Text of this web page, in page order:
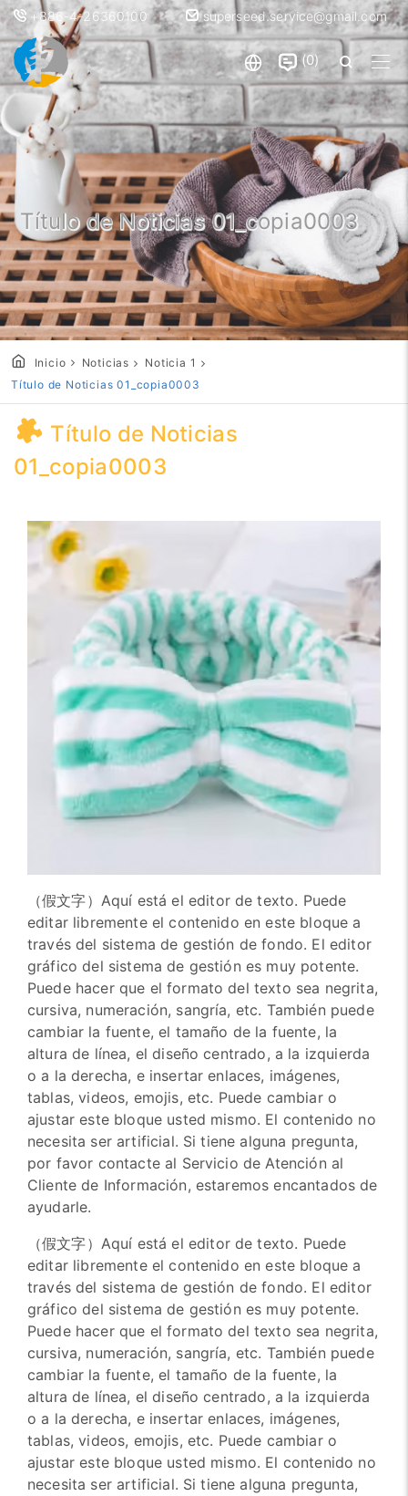
+886-4-26360100 superseed.service@gmail.com
0
Título de Noticias 01_copia0003
Inicio Noticias
Noticia 1
Título de Noticias 01_copia0003
Título de Noticias
01_copia0003
（假文字）Aquí está el editor de texto. Puede
editar libremente el contenido en este bloque a
través del sistema de gestión de fondo. El editor
gráfico del sistema de gestión es muy potente.
Puede hacer que el formato del texto sea negrita,
cursiva, numeración, sangría, etc. También puede
cambiar la fuente, el tamaño de la fuente, la
altura de línea, el diseño centrado, a la izquierda
o a la derecha, e insertar enlaces, imágenes,
tablas, videos, emojis, etc. Puede cambiar o
ajustar este bloque usted mismo. El contenido no
necesita ser artificial. Si tiene alguna pregunta,
por favor contacte al Servicio de Atención al
Cliente de Información, estaremos encantados de
ayudarle.
（假文字）Aquí está el editor de texto. Puede
editar libremente el contenido en este bloque a
través del sistema de gestión de fondo. El editor
gráfico del sistema de gestión es muy potente.
Puede hacer que el formato del texto sea negrita,
cursiva, numeración, sangría, etc. También puede
cambiar la fuente, el tamaño de la fuente, la
altura de línea, el diseño centrado, a la izquierda
o a la derecha, e insertar enlaces, imágenes,
tablas, videos, emojis, etc. Puede cambiar o
ajustar este bloque usted mismo. El contenido no
necesita ser artificial. Si tiene alguna pregunta,